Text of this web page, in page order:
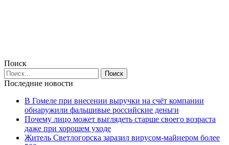
Поиск
Последние новости
В Гомеле при внесении выручки на счёт компании
обнаружили фальшивые российские деньги
Почему лицо может выглядеть старше своего возраста
даже при хорошем уходе
Житель Светлогорска заразил вирусом-майнером более